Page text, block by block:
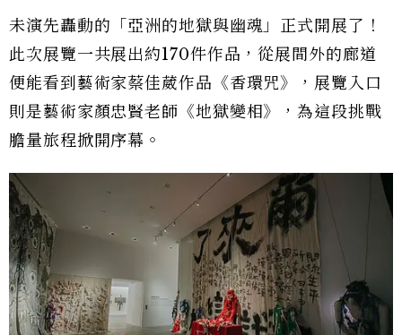
未演先轟動的「亞洲的地獄與幽魂」正式開展了！
此次展覽一共展出約170件作品，從展間外的廊道
便能看到藝術家蔡佳葳作品《香環咒》，展覽入口
則是藝術家顏忠賢老師《地獄變相》，為這段挑戰
膽量旅程掀開序幕。